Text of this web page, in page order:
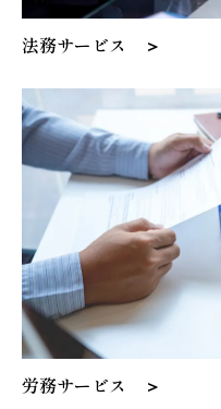
法務サービス ＞
労務サービス ＞